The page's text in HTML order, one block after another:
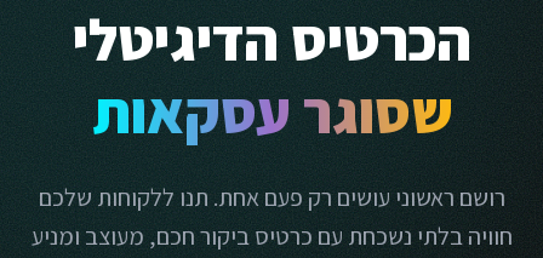
הכרטיס הדיגיטלי
שסוגר עסקאות
רושם ראשוני עושים רק פעם אחת. תנו ללקוחות שלכם
חוויה בלתי נשכחת עם כרטיס ביקור חכם, מעוצב ומניע